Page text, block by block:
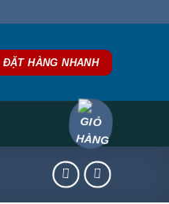
ĐẶT HÀNG NHANH